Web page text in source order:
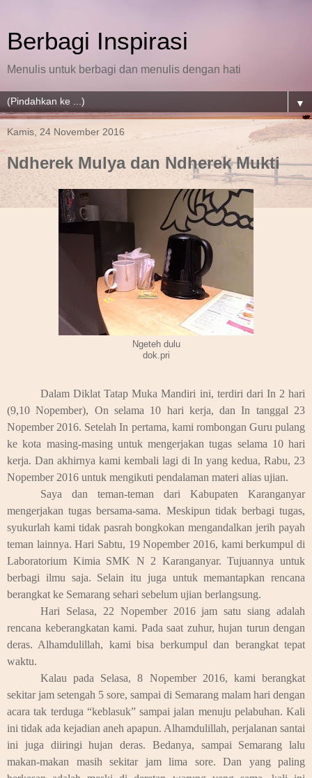
Berbagi Inspirasi
Menulis untuk berbagi dan menulis dengan hati
▼
Kamis, 24 November 2016
Ndherek Mulya dan Ndherek Mukti
Ngeteh dulu
dok.pri
Dalam Diklat Tatap Muka Mandiri ini, terdiri dari In 2 hari
(9,10 Nopember), On selama 10 hari kerja, dan In tanggal 23
Nopember 2016. Setelah In pertama, kami rombongan Guru pulang
ke kota masing-masing untuk mengerjakan tugas selama 10 hari
kerja. Dan akhirnya kami kembali lagi di In yang kedua, Rabu, 23
Nopember 2016 untuk mengikuti pendalaman materi alias ujian.
Saya dan teman-teman dari Kabupaten Karanganyar
mengerjakan tugas bersama-sama. Meskipun tidak berbagi tugas,
syukurlah kami tidak pasrah bongkokan mengandalkan jerih payah
teman lainnya. Hari Sabtu, 19 Nopember 2016, kami berkumpul di
Laboratorium Kimia SMK N 2 Karanganyar. Tujuannya untuk
berbagi ilmu saja. Selain itu juga untuk memantapkan rencana
berangkat ke Semarang sehari sebelum ujian berlangsung.
Hari Selasa, 22 Nopember 2016 jam satu siang adalah
rencana keberangkatan kami. Pada saat zuhur, hujan turun dengan
deras. Alhamdulillah, kami bisa berkumpul dan berangkat tepat
waktu.
Kalau pada Selasa, 8 Nopember 2016, kami berangkat
sekitar jam setengah 5 sore, sampai di Semarang malam hari dengan
acara tak terduga “keblasuk” sampai jalan menuju pelabuhan. Kali
ini tidak ada kejadian aneh apapun. Alhamdulillah, perjalanan santai
ini juga diiringi hujan deras. Bedanya, sampai Semarang lalu
makan-makan masih sekitar jam lima sore. Dan yang paling